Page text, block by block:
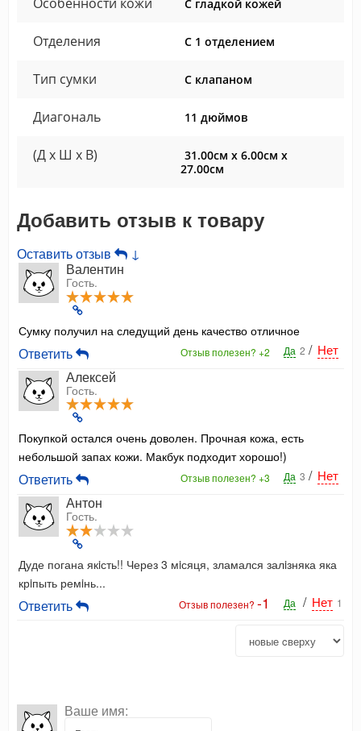
С гладкой кожей
Отделения С 1 отделением
Тип сумки С клапаном
Диагональ 11 дюймов
(Д x Ш x В)
31.00см x 6.00см x
27.00см
Добавить отзыв к товару
Оставить отзыв
↓
Валентин
Гость.
Сумку получил на следущий день качество отличное
Да 2 / Нет
Отзыв полезен?+2
Ответить
Алексей
Гость.
Покупкой остался очень доволен. Прочная кожа, есть
небольшой запах кожи. Макбук подходит хорошо!)
Да 3 / Нет
Отзыв полезен?+3
Ответить
Антон
Гость.
Дуде погана якiсть!! Через 3 мiсяця, зламался залiзняка яка
крiпыть ремiнь...
Да / Нет 1
Отзыв полезен?-1
Ответить
Ваше имя: